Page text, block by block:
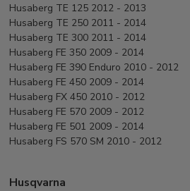
Husaberg TE 125 2012 - 2013
Husaberg TE 250 2011 - 2014
Husaberg TE 300 2011 - 2014
Husaberg FE 350 2009 - 2014
Husaberg FE 390 Enduro 2010 - 2012
Husaberg FE 450 2009 - 2014
Husaberg FX 450 2010 - 2012
Husaberg FE 570 2009 - 2012
Husaberg FE 501 2009 - 2014
Husaberg FS 570 SM 2010 - 2012
Husqvarna